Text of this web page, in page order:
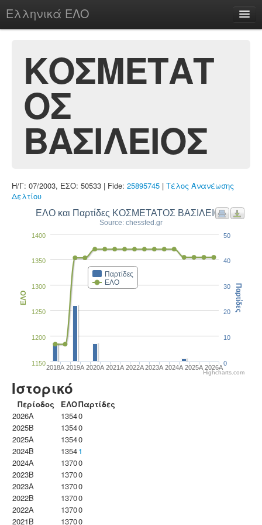
Ελληνικά ΕΛΟ
chesstu.be @ discord
Login
ΚΟΣΜΕΤΑΤ
ΟΣ
ΒΑΣΙΛΕΙΟΣ
Η/Γ: 07/2003, ΕΣΟ: 50533 | Fide: 25895745 | Τέλος Ανανέωσης
Δελτίου
ΕΛΟ και Παρτίδες ΚΟΣΜΕΤΑΤΟΣ ΒΑΣΙΛΕΙΟΣ
Source: chessfed.gr
Παρτίδες
ΕΛΟ
2018A 2019A 2020A 2021A 2022A2023Α 2024A 2025A 2026A
1150
1200
1250
1300
1350
1400
ΕΛΟ
0
10
20
30
40
50
Παρτίδες
Highcharts.com
Ιστορικό
Περίοδος ΕΛΟΠαρτίδες
2026A
13540
2025B
13540
2025A
13540
2024B
13541
2024A
13700
2023B
13700
2023Α
13700
2022B
13700
2022A
13700
2021B
13700